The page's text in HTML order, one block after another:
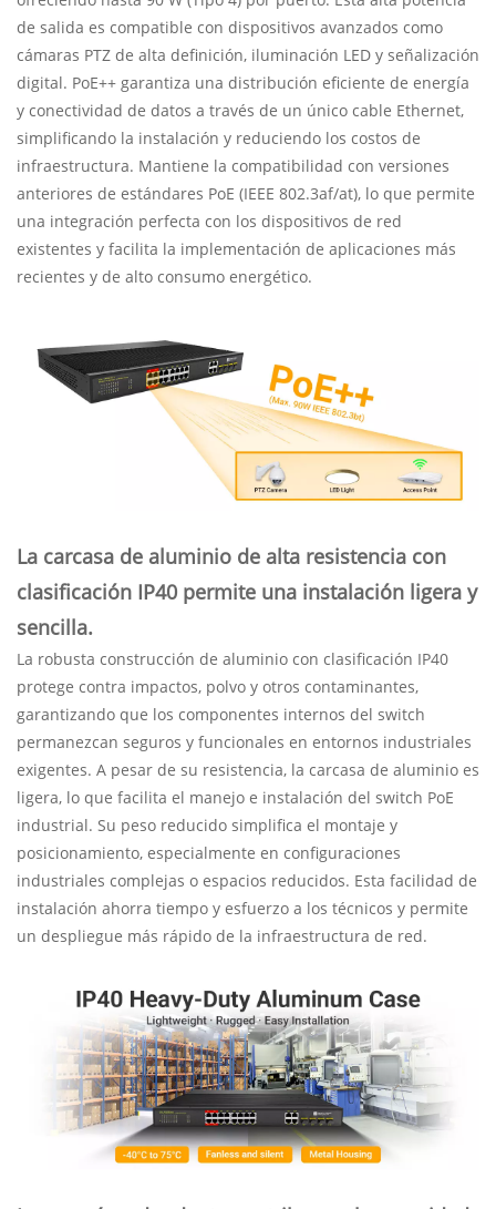
de salida es compatible con dispositivos avanzados como
cámaras PTZ de alta definición, iluminación LED y señalización
digital. PoE++ garantiza una distribución eficiente de energía
y conectividad de datos a través de un único cable Ethernet,
simplificando la instalación y reduciendo los costos de
infraestructura. Mantiene la compatibilidad con versiones
anteriores de estándares PoE (IEEE 802.3af/at), lo que permite
una integración perfecta con los dispositivos de red
existentes y facilita la implementación de aplicaciones más
recientes y de alto consumo energético.
La carcasa de aluminio de alta resistencia con
clasificación IP40 permite una instalación ligera y
sencilla.
La robusta construcción de aluminio con clasificación IP40
protege contra impactos, polvo y otros contaminantes,
garantizando que los componentes internos del switch
permanezcan seguros y funcionales en entornos industriales
exigentes. A pesar de su resistencia, la carcasa de aluminio es
ligera, lo que facilita el manejo e instalación del switch PoE
industrial. Su peso reducido simplifica el montaje y
posicionamiento, especialmente en configuraciones
industriales complejas o espacios reducidos. Esta facilidad de
instalación ahorra tiempo y esfuerzo a los técnicos y permite
un despliegue más rápido de la infraestructura de red.